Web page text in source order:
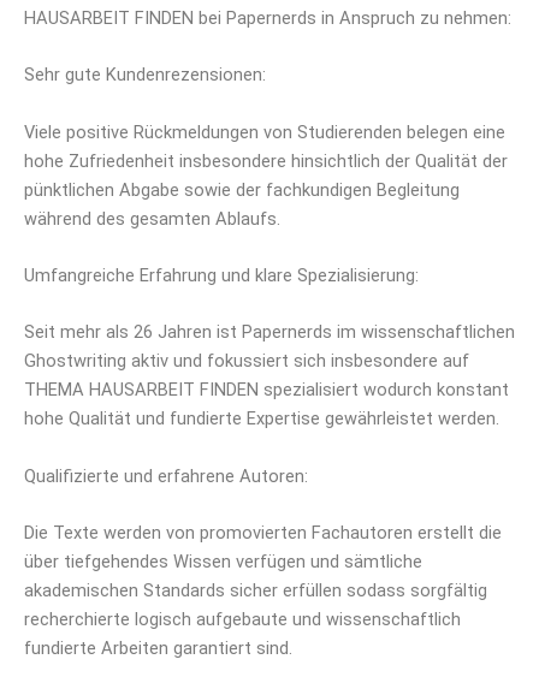
HAUSARBEIT FINDEN bei Papernerds in Anspruch zu nehmen:
Sehr gute Kundenrezensionen:
Viele positive Rückmeldungen von Studierenden belegen eine
hohe Zufriedenheit insbesondere hinsichtlich der Qualität der
pünktlichen Abgabe sowie der fachkundigen Begleitung
während des gesamten Ablaufs.
Umfangreiche Erfahrung und klare Spezialisierung:
Seit mehr als 26 Jahren ist Papernerds im wissenschaftlichen
Ghostwriting aktiv und fokussiert sich insbesondere auf
THEMA HAUSARBEIT FINDEN spezialisiert wodurch konstant
hohe Qualität und fundierte Expertise gewährleistet werden.
Qualifizierte und erfahrene Autoren:
Die Texte werden von promovierten Fachautoren erstellt die
über tiefgehendes Wissen verfügen und sämtliche
akademischen Standards sicher erfüllen sodass sorgfältig
recherchierte logisch aufgebaute und wissenschaftlich
fundierte Arbeiten garantiert sind.